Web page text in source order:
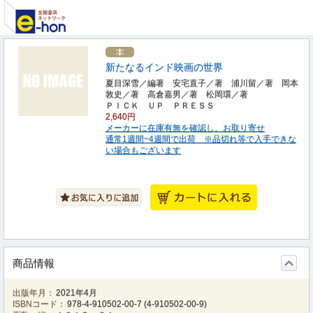
新たなるインド映画の世界
夏目深雪／編著 安宅直子／著 浦川留／著 岡本
敦史／著 高倉嘉男／著 松岡環／著
ＰＩＣＫ ＵＰ ＰＲＥＳＳ
2,640円
メーカーに在庫有無を確認し、お取り寄せ
通常1週間~4週間で出荷 ※品切れ等で入手できな
い場合もございます
商品情報
出版年月： 2021年4月
ISBNコード： 978-4-910502-00-7 (4-910502-00-9)